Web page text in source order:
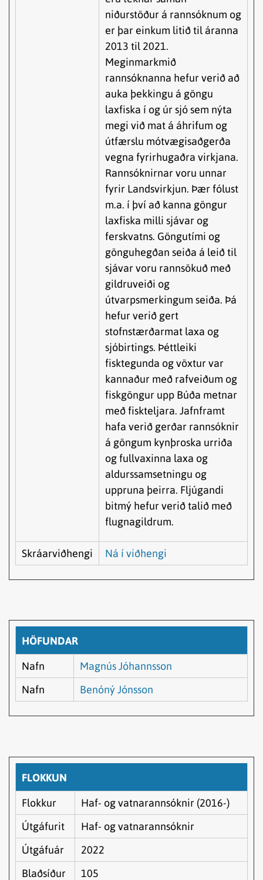
niðurstöður á rannsóknum og
er þar einkum litið til áranna
2013 til 2021.
Meginmarkmið
rannsóknanna hefur verið að
auka þekkingu á göngu
laxfiska í og úr sjó sem nýta
megi við mat á áhrifum og
útfærslu mótvægisaðgerða
vegna fyrirhugaðra virkjana.
Rannsóknirnar voru unnar
fyrir Landsvirkjun. Þær fólust
m.a. í því að kanna göngur
laxfiska milli sjávar og
ferskvatns. Göngutími og
gönguhegðan seiða á leið til
sjávar voru rannsökuð með
gildruveiði og
útvarpsmerkingum seiða. Þá
hefur verið gert
stofnstærðarmat laxa og
sjóbirtings. Þéttleiki
fisktegunda og vöxtur var
kannaður með rafveiðum og
fiskgöngur upp Búða metnar
með fiskteljara. Jafnframt
hafa verið gerðar rannsóknir
á göngum kynþroska urriða
og fullvaxinna laxa og
aldurssamsetningu og
uppruna þeirra. Fljúgandi
bitmý hefur verið talið með
flugnagildrum.
Skráarviðhengi Ná í viðhengi
HÖFUNDAR
Nafn
Magnús Jóhannsson
Nafn
Benóný Jónsson
FLOKKUN
Flokkur
Haf- og vatnarannsóknir (2016-)
Útgáfurit
Haf- og vatnarannsóknir
Útgáfuár
2022
Blaðsíður
105